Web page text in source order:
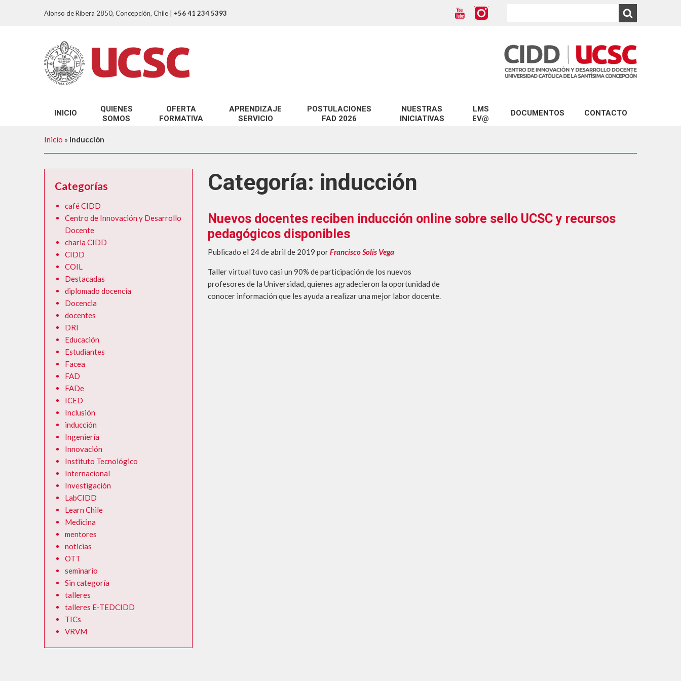
Alonso de Ribera 2850, Concepción, Chile | +56 41 234 5393
INICIO
QUIENES
SOMOS
Nuestro Propósito
Nuestro Equipo
¿Que entendemos por Innovación Docente?
OFERTA
FORMATIVA
Programa de Inducción a la Docencia en la UCSC
Programa de accesibilidad digital en EV@
Cursos Autoformación
Diplomado TIC y Educación virtual 2025-2
APRENDIZAJE
SERVICIO
POSTULACIONES
FAD 2026
NUESTRAS
INICIATIVAS
Observatorio CIDD
LabCIDD
Revista InnovaCIDD
LMS
EV@
Plataforma Ev@
DOCUMENTOS
Marco para una Docencia de Calidad
Formularios Ev@
CONTACTO
Inicio » inducción
Categoría: inducción
Nuevos docentes reciben inducción online sobre sello UCSC y recursos
pedagógicos disponibles
Publicado el 24 de abril de 2019 porFrancisco Solís Vega
Taller virtual tuvo casi un 90% de participación de los nuevos
profesores de la Universidad, quienes agradecieron la oportunidad de
conocer información que les ayuda a realizar una mejor labor docente.
Categorías
café CIDD
Centro de Innovación y Desarrollo
Docente
charla CIDD
CIDD
COIL
Destacadas
diplomado docencia
Docencia
docentes
DRI
Educación
Estudiantes
Facea
FAD
FADe
ICED
Inclusión
inducción
Ingeniería
Innovación
Instituto Tecnológico
Internacional
Investigación
LabCIDD
Learn Chile
Medicina
mentores
noticias
OTT
seminario
Sin categoría
talleres
talleres E-TEDCIDD
TICs
VRVM